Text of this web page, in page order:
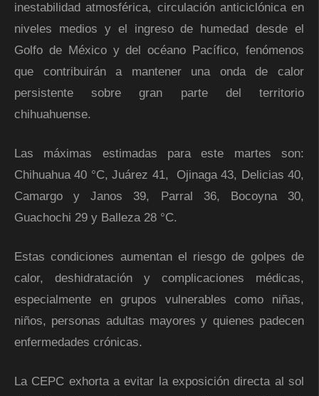
inestabilidad atmosférica, circulación anticiclónica en
niveles medios y el ingreso de humedad desde el
Golfo de México y del océano Pacífico, fenómenos
que contribuirán a mantener una onda de calor
persistente sobre gran parte del territorio
chihuahuense.
Las máximas estimadas para este martes son:
Chihuahua 40 °C, Juárez 41, Ojinaga 43, Delicias 40,
Camargo y Janos 39, Parral 36, Bocoyna 30,
Guachochi 29 y Balleza 28 °C.
Estas condiciones aumentan el riesgo de golpes de
calor, deshidratación y complicaciones médicas,
especialmente en grupos vulnerables como niñas,
niños, personas adultas mayores y quienes padecen
enfermedades crónicas.
La CEPC exhorta a evitar la exposición directa al sol